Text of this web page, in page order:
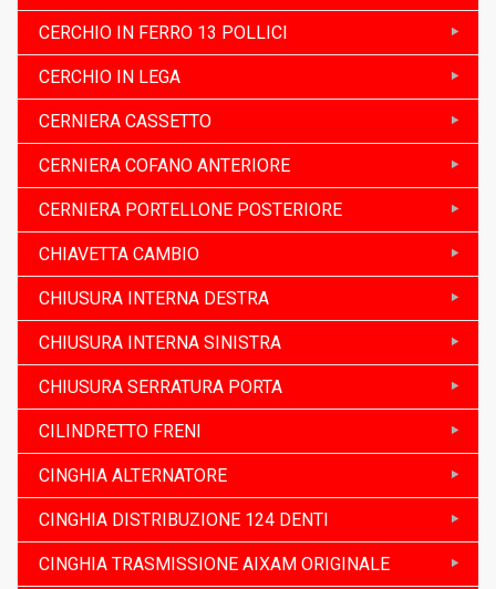
CERCHIO IN FERRO 13 POLLICI
CERCHIO IN LEGA
CERNIERA CASSETTO
CERNIERA COFANO ANTERIORE
CERNIERA PORTELLONE POSTERIORE
CHIAVETTA CAMBIO
CHIUSURA INTERNA DESTRA
CHIUSURA INTERNA SINISTRA
CHIUSURA SERRATURA PORTA
CILINDRETTO FRENI
CINGHIA ALTERNATORE
CINGHIA DISTRIBUZIONE 124 DENTI
CINGHIA TRASMISSIONE AIXAM ORIGINALE